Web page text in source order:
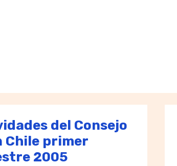
del Consejo
Chile primer
2005